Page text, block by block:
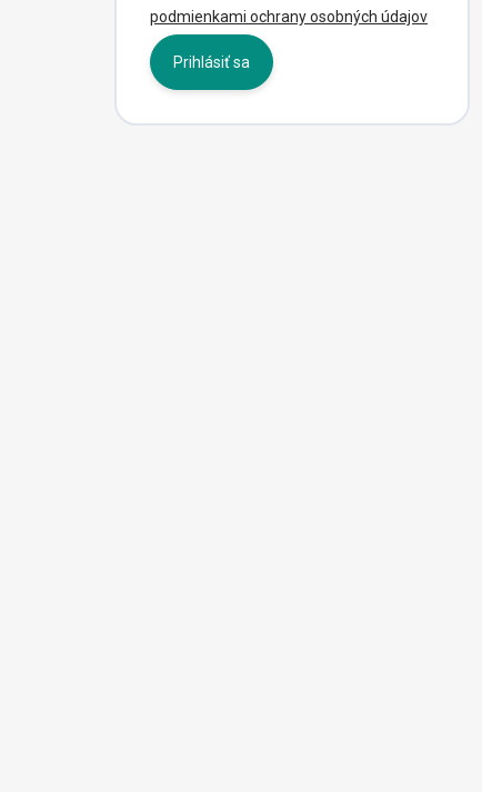
podmienkami ochrany osobných údajov
Prihlásiť sa